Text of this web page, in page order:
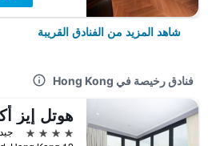
شاهد المزيد من الفنادق القريبة
فنادق رخيصة في Hong Kong
4 نجوم
جيد 7.8